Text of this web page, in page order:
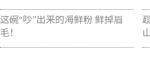
这碗“吵”出来的海鲜粉 鲜掉眉
毛！